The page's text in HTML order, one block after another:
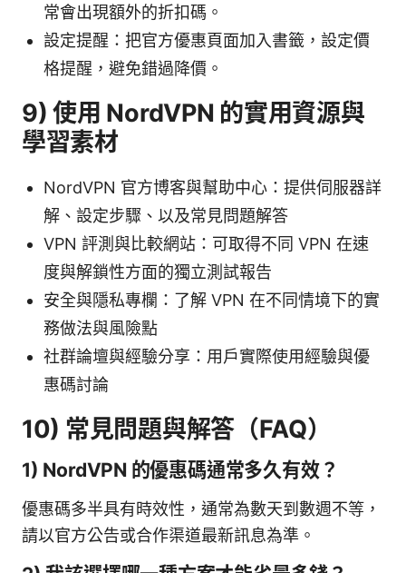
常會出現額外的折扣碼。
設定提醒：把官方優惠頁面加入書籤，設定價
格提醒，避免錯過降價。
9) 使用 NordVPN 的實用資源與
學習素材
NordVPN 官方博客與幫助中心：提供伺服器詳
解、設定步驟、以及常見問題解答
VPN 評測與比較網站：可取得不同 VPN 在速
度與解鎖性方面的獨立測試報告
安全與隱私專欄：了解 VPN 在不同情境下的實
務做法與風險點
社群論壇與經驗分享：用戶實際使用經驗與優
惠碼討論
10) 常見問題與解答（FAQ）
1) NordVPN 的優惠碼通常多久有效？
優惠碼多半具有時效性，通常為數天到數週不等，
請以官方公告或合作渠道最新訊息為準。